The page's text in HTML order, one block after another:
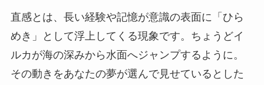
直感とは、長い経験や記憶が意識の表面に「ひら
めき」として浮上してくる現象です。ちょうどイ
ルカが海の深みから水面へジャンプするように。
その動きをあなたの夢が選んで見せているとした